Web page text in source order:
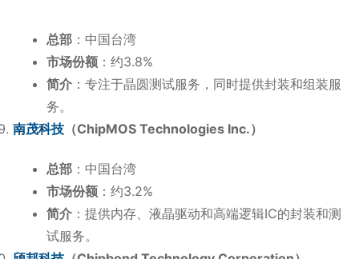
总部：中国台湾
市场份额：约3.8%
简介：专注于晶圆测试服务，同时提供封装和组装服
务。
南茂科技 （ChipMOS Technologies Inc.）
总部：中国台湾
市场份额：约3.2%
简介：提供内存、液晶驱动和高端逻辑IC的封装和测
试服务。